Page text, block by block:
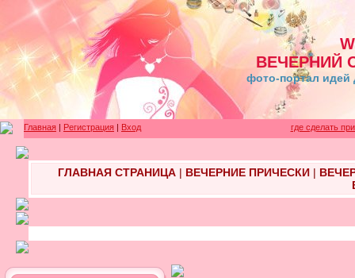
ВЕЧЕРНИЙ
фото-портал идей
Главная | Регистрация | Вход где сделать
ГЛАВНАЯ СТРАНИЦА| ВЕЧЕРНИЕ ПРИЧЕСКИ|